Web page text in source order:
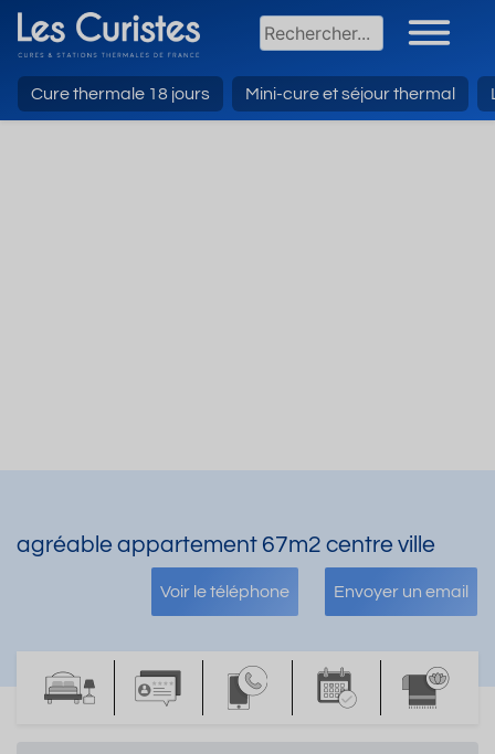
Cure thermale 18 jours Mini-cure et séjour thermal
agréable appartement 67m2 centre ville
Voir le téléphone Envoyer un email